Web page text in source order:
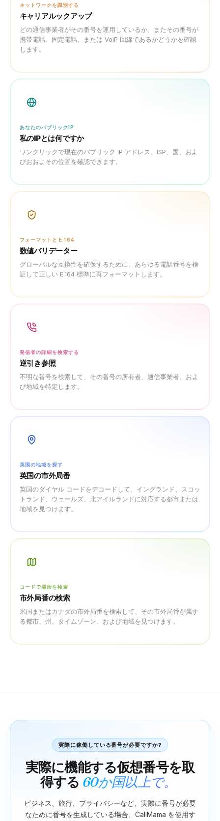
ネットワークを識別する
キャリアルックアップ
どの通信事業者がその番号を運用しているか、またその番号が
携帯電話、固定電話、または VoIP 回線であるかどうかを確認
します。
あなたのパブリックIP
私のIPとは何ですか
ワンクリックで現在のパブリック IP アドレス、ISP、国、およ
びおおよその位置を確認できます。
フォーマットと E.164
数値バリデーター
グローバルな互換性を確保するために、あらゆる電話番号を検
証して正しい E.164 標準に再フォーマットします。
発信者の詳細を検索する
逆引き参照
不明な番号を検索して、その番号の所有者、通信事業者、およ
び地域を特定します。
英国の地域を探す
英国の市外局番
英国のダイヤル コードをデコードして、イングランド、スコッ
トランド、ウェールズ、北アイルランドに対応する都市または
地域を見つけます。
コードで場所を検索
市外局番の検索
米国またはカナダの市外局番を検索して、その市外局番が属す
る都市、州、タイムゾーン、および地域を見つけます。
実際に稼働している番号が必要ですか?
実際に機能する仮想番号を取
得する 60か国以上で。
ビジネス、旅行、プライバシーなど、実際に番号が必要
なために番号を生成している場合、CallMama を使用す